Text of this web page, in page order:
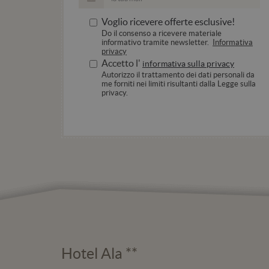
Voglio ricevere offerte esclusive!
Do il consenso a ricevere materiale
informativo tramite newsletter.
Informativa
privacy
Accetto l' informativa sulla privacy
Autorizzo il trattamento dei dati personali da
me forniti nei limiti risultanti dalla Legge sulla
privacy.
Hotel Ala **
_gid
_ga_98FWSF5QEH